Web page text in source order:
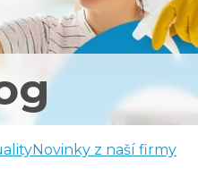
Novinky z naší firmy